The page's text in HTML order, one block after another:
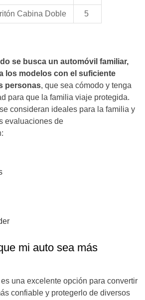
Cabina Doble 5
se busca un automóvil familiar,
los modelos con el suficiente
personas, que sea cómodo y tenga
para que la familia viaje protegida.
consideran ideales para la familia y
evaluaciones de
mi auto sea más
es una excelente opción para convertir
confiable y protegerlo de diversos